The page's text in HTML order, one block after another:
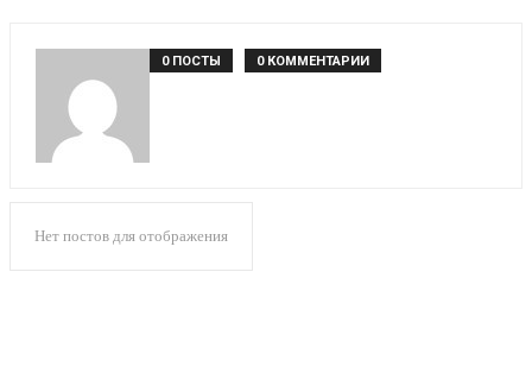
0 ПОСТЫ 0 КОММЕНТАРИИ
Нет постов для отображения